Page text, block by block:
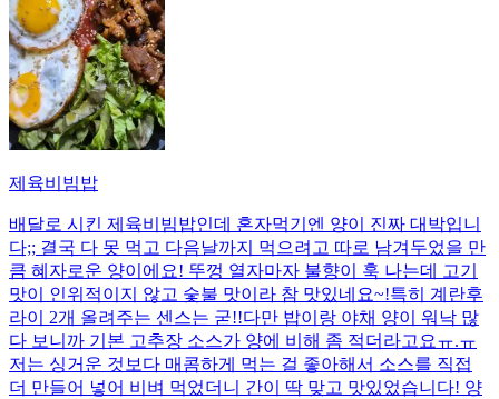
제육비빔밥
배달로 시킨 제육비빔밥인데 혼자먹기엔 양이 진짜 대박입니
다;; 결국 다 못 먹고 다음날까지 먹으려고 따로 남겨두었을 만
큼 혜자로운 양이에요! 뚜껑 열자마자 불향이 훅 나는데 고기
맛이 인위적이지 않고 숯불 맛이라 참 맛있네요~!특히 계란후
라이 2개 올려주는 센스는 굳!! ​다만 밥이랑 야채 양이 워낙 많
다 보니까 기본 고추장 소스가 양에 비해 좀 적더라고요ㅠ.ㅠ
저는 싱거운 것보다 매콤하게 먹는 걸 좋아해서 소스를 직접
더 만들어 넣어 비벼 먹었더니 간이 딱 맞고 맛있었습니다! 양